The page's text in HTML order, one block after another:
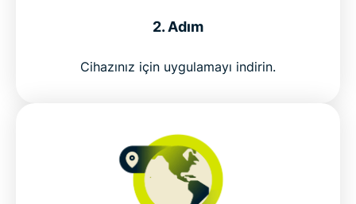
2. Adım
Cihazınız için uygulamayı indirin.